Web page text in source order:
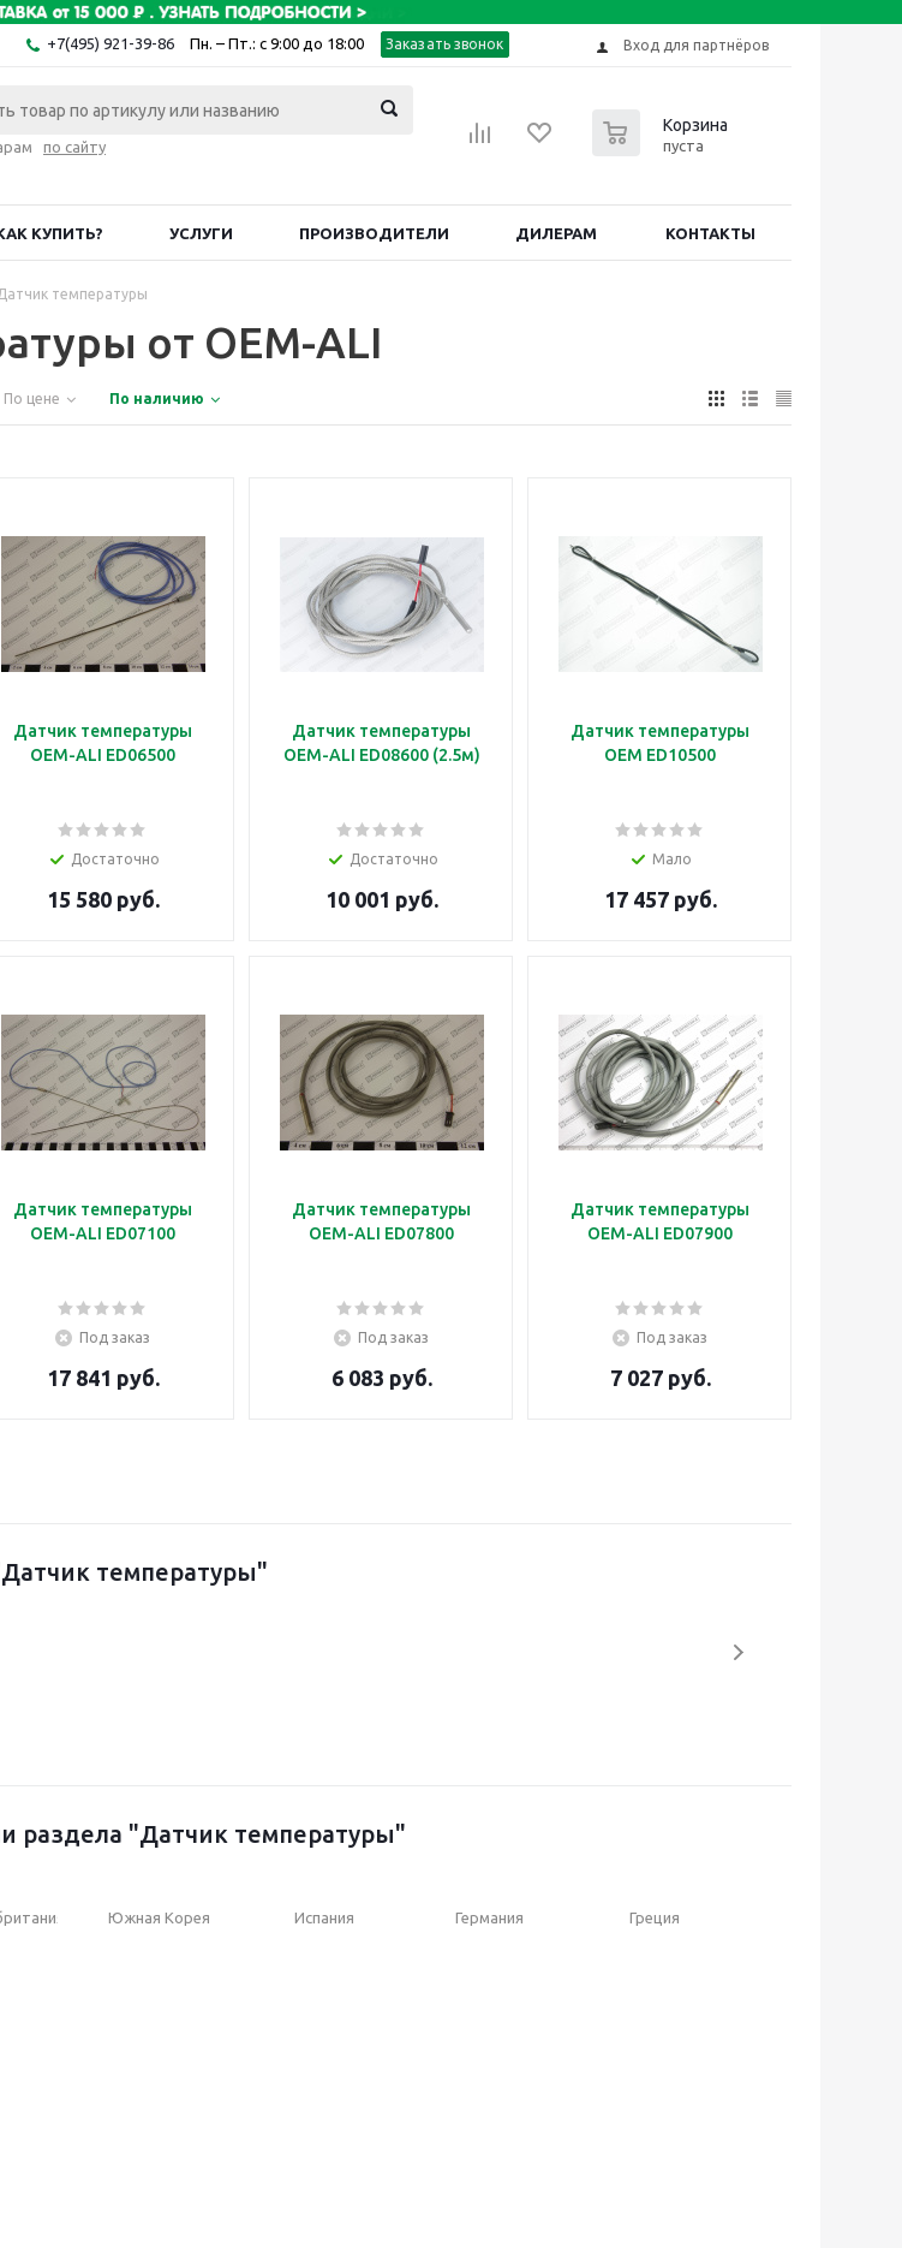
+7(495) 921-39-86 Пн. – Пт.: с 9:00 до 18:00 Заказать звонок Вход для партнёров
по сайту
Корзина
пуста
КУПИТЬ? УСЛУГИ ПРОИЗВОДИТЕЛИ ДИЛЕРАМ КОНТАКТЫ
Датчик температуры
от OEM-ALI
По цене По наличию
Датчик температуры
OEM-ALI ED06500
Достаточно
15 580 руб.
Датчик температуры
OEM-ALI ED08600 (2.5м)
Достаточно
10 001 руб.
Датчик температуры
OEM ED10500
Мало
17 457 руб.
Датчик температуры
OEM-ALI ED07100
Под заказ
17 841 руб.
Датчик температуры
OEM-ALI ED07800
Под заказ
6 083 руб.
Датчик температуры
OEM-ALI ED07900
Под заказ
7 027 руб.
температуры"
раздела "Датчик температуры"
Южная Корея Испания Германия Греция